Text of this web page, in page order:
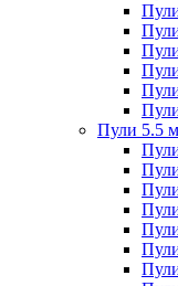
Пули 5.5